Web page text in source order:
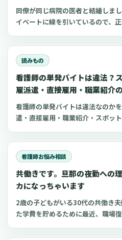
同僚が同じ病院の医者と結婚しま
イベートに線を引いているので、
近にパートナーを見つけた同僚が
あります。純粋にどうやったらそう
読みもの
看護師の単発バイトは違法？
雇派遣・直接雇用・職業紹介
看護師の単発バイトは違法なのか
遣・直接雇用・職業紹介・スポッ
点も整理します。
看護師お悩み相談
共働きです。旦那の夜勤への
カになっちゃいます
2歳の子どもがいる30代の共働き
た学費を貯めるために最近、職場
く不満を持っているみたいです。